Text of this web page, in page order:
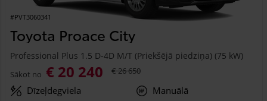
#PVT3060341
Toyota Proace City
Professional Plus 1.5 D-4D M/T (Priekšējā piedziņa) (75 kW)
Sākot no € 20 240 € 26 650
Dīzeļdegviela
Manuālā